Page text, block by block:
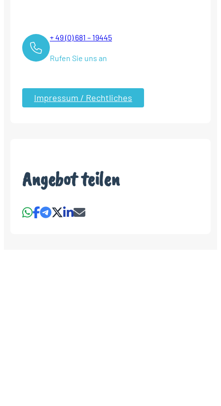
+ 49 (0) 681 – 19445
Rufen Sie uns an
Impressum / Rechtliches
Angebot teilen